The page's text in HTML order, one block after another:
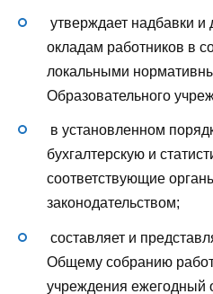
утверждает надбавки
окладам работников в
локальными
Образовательного
в установленном
бухгалтерскую и
соответствующие
законодательством;
составляет и
Общему собранию
учреждения ежегодный